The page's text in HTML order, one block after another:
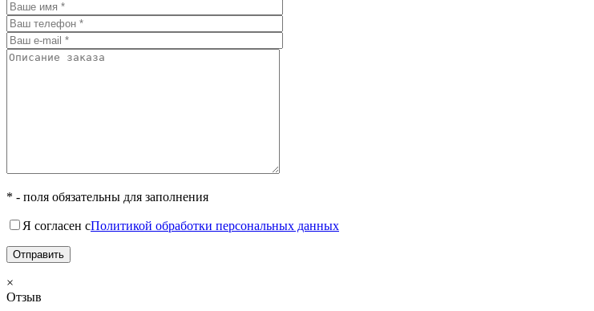
* - поля обязательны для заполнения
Я согласен сПолитикой обработки персональных данных
×
Отзыв